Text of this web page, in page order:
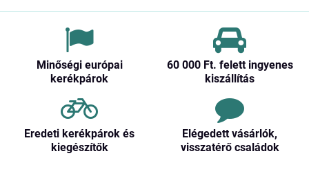
Minőségi európai
kerékpárok
60 000 Ft​. felett ingyenes
kiszállítás
Eredeti kerékpárok és
kiegészítők
Elégedett vásárlók,
visszatérő családok